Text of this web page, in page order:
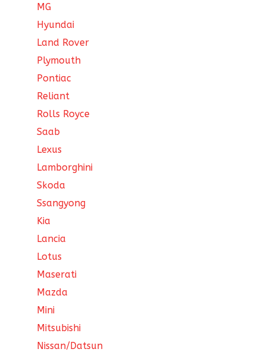
MG
Hyundai
Land Rover
Plymouth
Pontiac
Reliant
Rolls Royce
Saab
Lexus
Lamborghini
Skoda
Ssangyong
Kia
Lancia
Lotus
Maserati
Mazda
Mini
Mitsubishi
Nissan/Datsun